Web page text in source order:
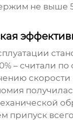
не выше
– считали
скорости
припуск